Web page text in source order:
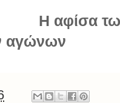
Η αφίσα
αγώνων